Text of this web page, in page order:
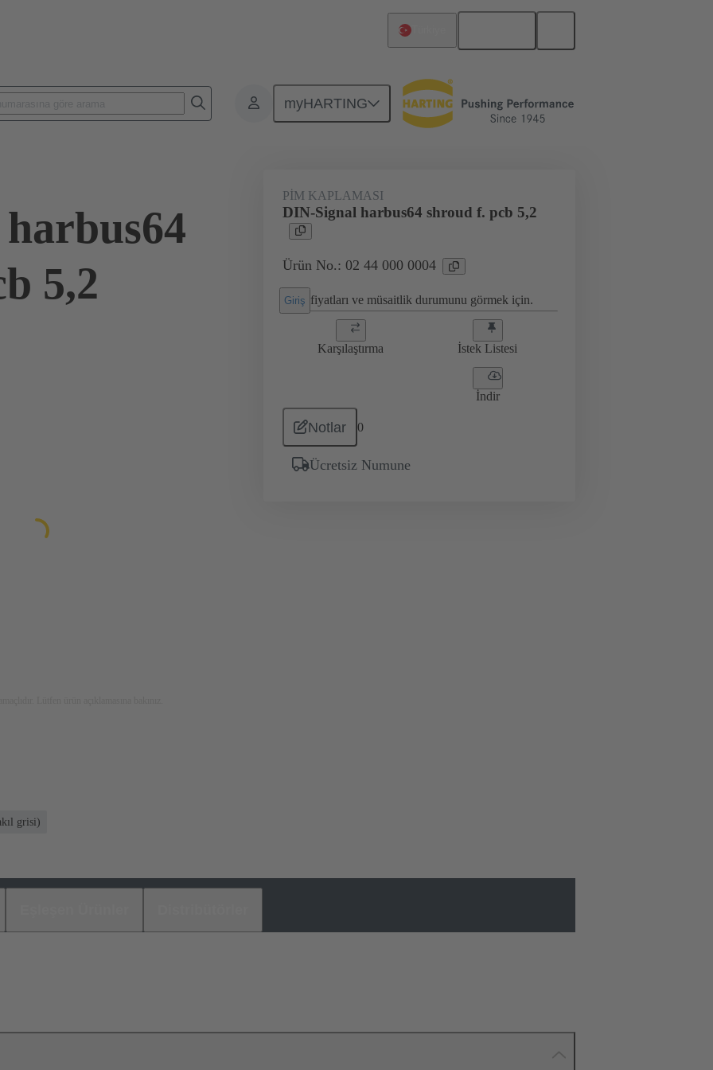
myHARTING
Ürünler Anakarttan ek karta bağlantı 02 44 000 0004
5,2
PIM KAPLAMASI
DIN-Signal harbus64 shroud f. pcb 5,2
Ürün No.: 02 44 000 0004
Giriş fiyatları ve müsaitlik durumunu görmek için.
Karşılaştırma İstek Listesi
İndir
Notlar 0
Ücretsiz Numune
grisi)